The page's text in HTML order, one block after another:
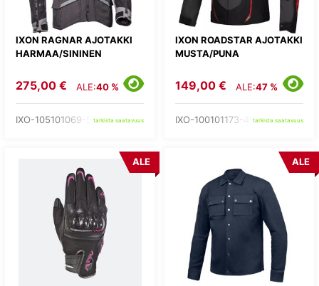
IXON RAGNAR AJOTAKKI
HARMAA/SININEN
275,00 € ALE:40 %
IXO-105101069-53-tarkista saatavuus
IXON ROADSTAR AJOTAKKI
MUSTA/PUNA
149,00 € ALE:47 %
IXO-100101173-40-tarkista saatavuus
ALE ALE